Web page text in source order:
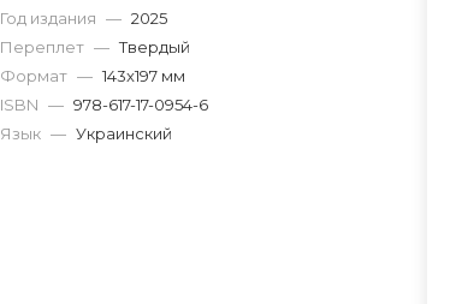
Год издания — 2025
Переплет — Твердый
Формат — 143x197 мм
ISBN — 978-617-17-0954-6
Язык — Украинский